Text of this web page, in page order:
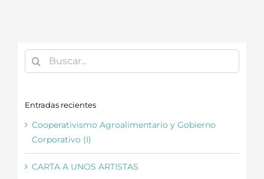
Buscar:
Entradas recientes
Cooperativismo Agroalimentario y Gobierno
Corporativo (I)
CARTA A UNOS ARTISTAS